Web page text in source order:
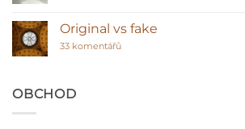
klasická
hodnota
interiéru?
názvem
Sádra
Original vs fake
33 komentářůu
OBCHOD